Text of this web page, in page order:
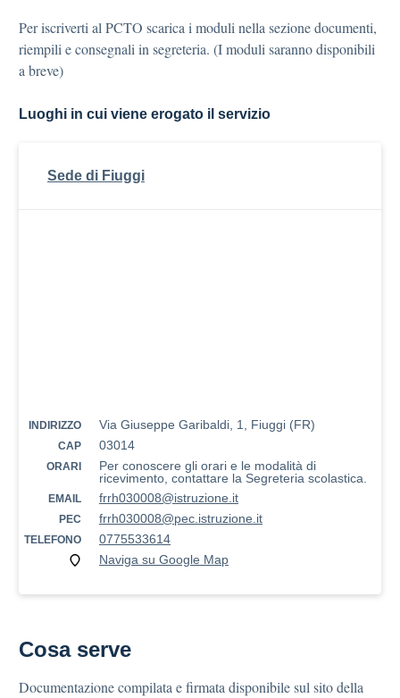
Per iscriverti al PCTO scarica i moduli nella sezione documenti,
riempili e consegnali in segreteria. (I moduli saranno disponibili
a breve)
Luoghi in cui viene erogato il servizio
Sede di Fiuggi
INDIRIZZO Via Giuseppe Garibaldi, 1, Fiuggi (FR)
CAP 03014
ORARI
Per conoscere gli orari e le modalità di
ricevimento, contattare la Segreteria scolastica.
EMAIL frrh030008@istruzione.it
PEC frrh030008@pec.istruzione.it
TELEFONO
0775533614
Naviga su Google Map
Cosa serve
Documentazione compilata e firmata disponibile sul sito della